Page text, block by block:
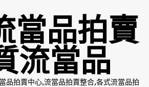
當品拍賣
流當品
品拍賣中心,流當品拍賣整合,各式流當品拍